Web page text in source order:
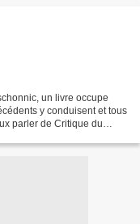
un livre occupe
y conduisent et tous
parler de Critique du